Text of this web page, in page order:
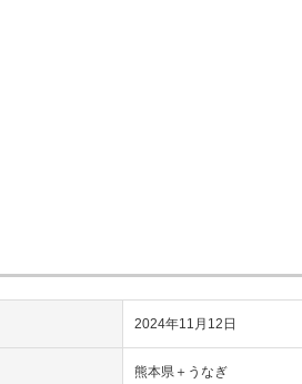
2024年11月12日
熊本県＋うなぎ